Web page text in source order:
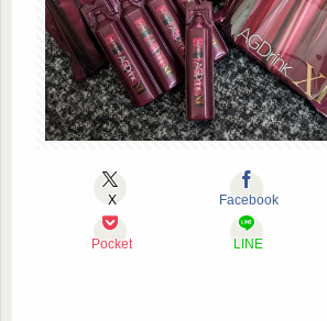
X Facebook
Pocket LINE